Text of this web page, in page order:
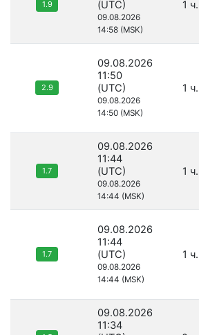
1.9
(UTC)
09.08.2026
14:58 (MSK)
1 ч.
2.9
09.08.2026
11:50
(UTC)
09.08.2026
14:50 (MSK)
1 ч.
1.7
09.08.2026
11:44
(UTC)
09.08.2026
14:44 (MSK)
1 ч.
1.7
09.08.2026
11:44
(UTC)
09.08.2026
14:44 (MSK)
1 ч.
09.08.2026
11:34